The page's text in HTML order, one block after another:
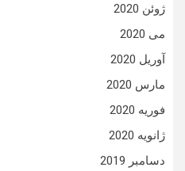
ژوئن 2020
می 2020
آوریل 2020
مارس 2020
فوریه 2020
ژانویه 2020
دسامبر 2019